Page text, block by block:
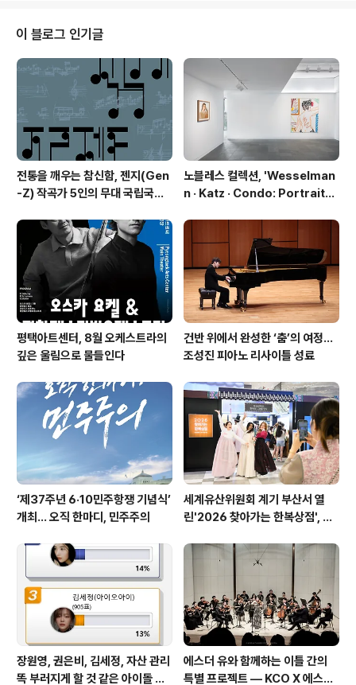
일부터 26일까지 대학로 드림시어터 소극장에서 현대를
살아가는 사람들의 진정한 행복에 대한 이야기를 담은 '무
제 2021'을 창작집단 극단 '불'이 무대에 올린다. 우리는
하루의 24시간 중에서 얼마나 많은 시간을 웃고 있을까? “
문제없이 살아온 가장 행복한 1인을 뽑습니다. ” 당신은 지
원할 수..
이 블로그 인기글
전통을 깨우는 참신함, 젠지(Gen
-Z) 작곡가 5인의 무대 국립국악
트'
노블레스 컬렉션, 'Wesselman
n · Katz · Condo: Portraits i
평택아트센터, 8월 오케스트라의
깊은 울림으로 물들인다
건반 위에서 완성한 ‘춤’의 여정…
조성진 피아노 리사이틀 성료
‘제37주년 6·10민주항쟁 기념식’
개최… 오직 한마디, 민주주의
세계유산위원회 계기 부산서 열
린'2026 찾아가는 한복상점', 역
장원영, 권은비, 김세정, 자산 관리
똑 부러지게 할 것 같은 아이돌 스
에스더 유와 함께하는 이틀 간의
특별 프로젝트 — KCO X 에스더